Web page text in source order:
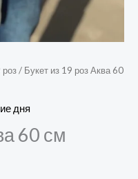
роз/ Букет из 19 роз Аква 60
дня
60 см